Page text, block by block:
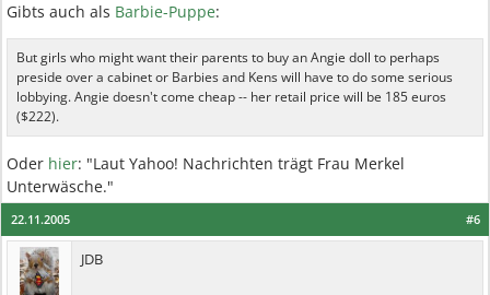
Gibts auch als Barbie-Puppe:
But girls who might want their parents to buy an Angie doll to perhaps
preside over a cabinet or Barbies and Kens will have to do some serious
lobbying. Angie doesn't come cheap -- her retail price will be 185 euros
($222).
Oder hier: "Laut Yahoo! Nachrichten trägt Frau Merkel
Unterwäsche."
#6
22.11.2005
JDB